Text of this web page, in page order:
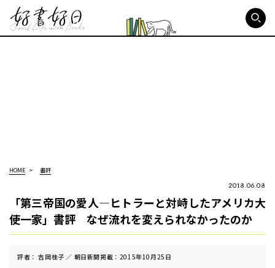
HOME 書評
2018.06.08
「第三帝国の愛人―ヒトラーと対峙したアメリカ大
使一家」書評 なぜ流れを変えられなかったのか
評者： 吉岡桂子 ／ 朝⽇新聞掲載：2015年10月25日